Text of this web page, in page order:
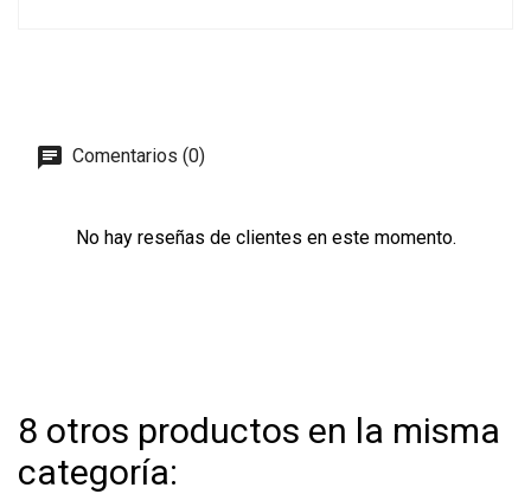
Comentarios (0)
No hay reseñas de clientes en este momento.
8 otros productos en la misma
categoría: